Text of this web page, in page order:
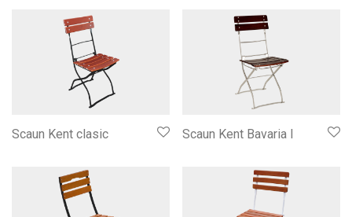
Scaun Kent clasic Scaun Kent Bavaria I